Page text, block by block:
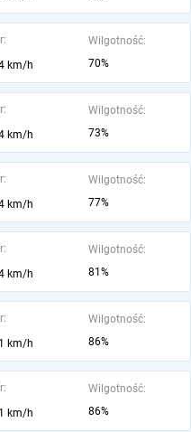
km/h
Wilgotność:
70%
km/h
Wilgotność:
73%
km/h
Wilgotność:
77%
km/h
Wilgotność:
81%
1 km/h
Wilgotność:
86%
1 km/h
Wilgotność:
86%